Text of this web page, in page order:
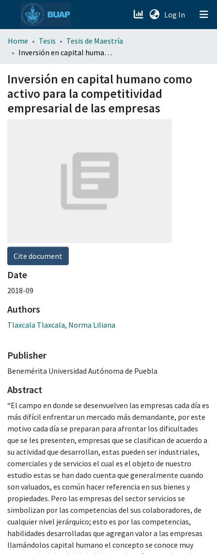
Log In (current)
menu.section.about_menu
Home Tesis
Tesis de Maestría
Inversión en capital humano como activo para la competitividad empresarial de las empresas
Inversión en capital humano como
activo para la competitividad
empresarial de las empresas
Cite document
Date
2018-09
Authors
Tlaxcala Tlaxcala, Norma Liliana
Publisher
Benemérita Universidad Autónoma de Puebla
Abstract
“El campo en donde se desenvuelven las empresas cada día es
más difícil enfrentar un mercado más demandante, por este
motivo cada día se preparan para afrontar los dificultades
que se les presenten, empresas que se clasifican de acuerdo a
su actividad que desarrollan, estas pueden ser industriales,
comerciales y de servicios el cual es el objeto de nuestro
estudio estas se han dado cuenta que generalmente cuando
son valuados, es común hacer referencia en sus bienes y
propiedades. Pero las empresas del sector servicios se
simbolizan por las competencias del sus colaboradores, de
cualquier nivel jerárquico; esto es por las competencias,
habilidades desarrolladas que agregan valor a las empresas
llamándolos capital humano el concepto se conoce muy